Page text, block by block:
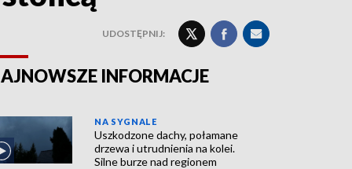
UDOSTĘPNIJ:
INFORMACJE
NA SYGNALE
Uszkodzone dachy, połamane
drzewa i utrudnienia na kolei.
Silne burze nad regionem